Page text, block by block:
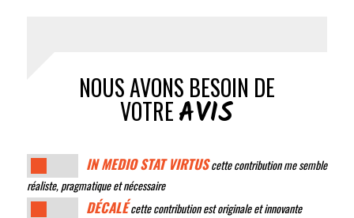
NOUS AVONS BESOIN DE
VOTREAVIS
IN MEDIO STAT VIRTUScette contribution me semble
réaliste, pragmatique et nécessaire
DÉCALÉcette contribution est originale et innovante